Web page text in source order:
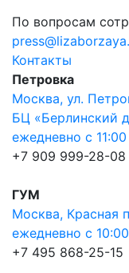
По вопросам
Контакты
Петровка
Москва, ул.
БЦ «Берлинский
ежедневно с
+7 909 999-28-08
ГУМ
Москва, Красная
ежедневно с
+7 495 868-25-15